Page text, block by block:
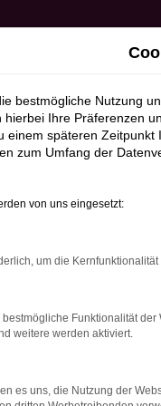
bestmögliche Nutzung
Ihre Präferenzen
einem späteren
zum Umfang der
von uns eingesetzt:
um die
Funktionalität
weitere werden aktiviert.
es uns, die Nutzung der